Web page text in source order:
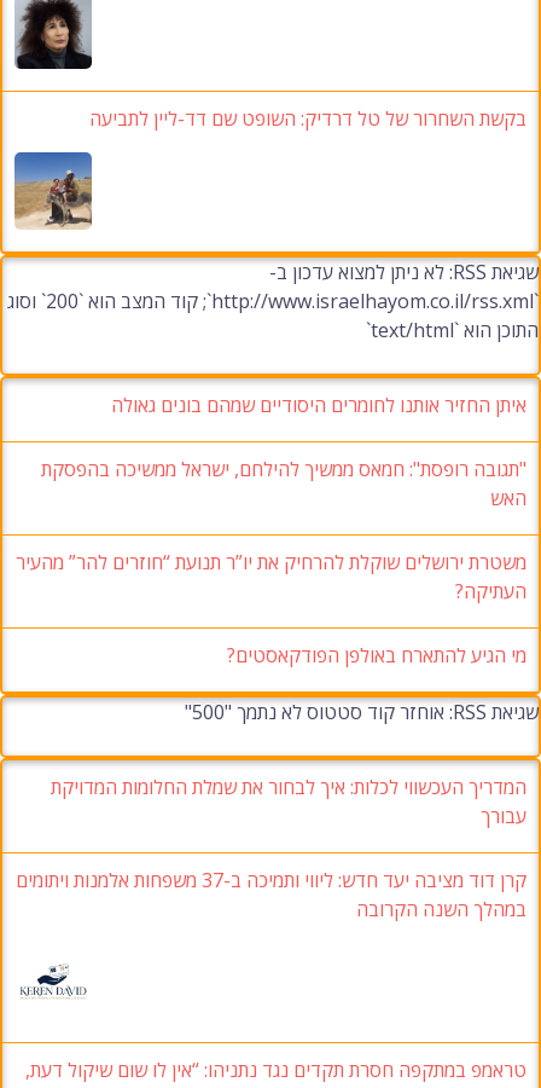
בקשת השחרור של טל דרדיק: השופט שם דד-ליין לתביעה
שגיאת RSS: לא ניתן למצוא עדכון ב-
`http://www.israelhayom.co.il/rss.xml`; קוד המצב הוא `200` וסוג
התוכן הוא `text/html`
איתן החזיר אותנו לחומרים היסודיים שמהם בונים גאולה
"תגובה רופסת": חמאס ממשיך להילחם, ישראל ממשיכה בהפסקת
האש
משטרת ירושלים שוקלת להרחיק את יו”ר תנועת “חוזרים להר” מהעיר
העתיקה?
מי הגיע להתארח באולפן הפודקאסטים?
שגיאת RSS: אוחזר קוד סטטוס לא נתמך "500"
המדריך העכשווי לכלות: איך לבחור את שמלת החלומות המדויקת
עבורך
קרן דוד מציבה יעד חדש: ליווי ותמיכה ב-37 משפחות אלמנות ויתומים
במהלך השנה הקרובה
טראמפ במתקפה חסרת תקדים נגד נתניהו: “אין לו שום שיקול דעת,